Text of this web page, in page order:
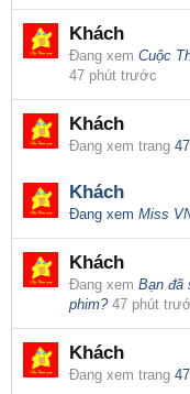
Khách
Đang xem Cuộc
47 phút trước
Khách
Đang xem trang
Khách
Đang xem Miss
Khách
Đang xem Bạn đã
phim? 47 phút
Khách
Đang xem trang